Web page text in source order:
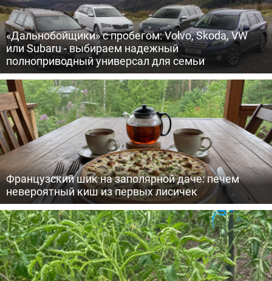
«Дальнобойщики» с пробегом: Volvo, Skoda, VW
или Subaru - выбираем надежный
полноприводный универсал для семьи
Французский шик на заполярной даче: печем
невероятный киш из первых лисичек